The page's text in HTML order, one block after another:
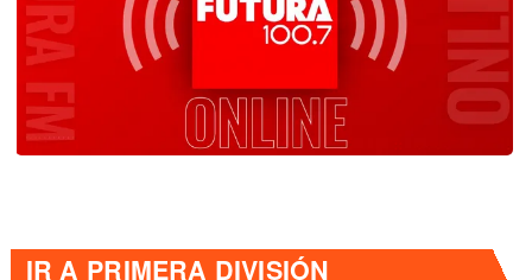
IR A PRIMERA DIVISIÓN